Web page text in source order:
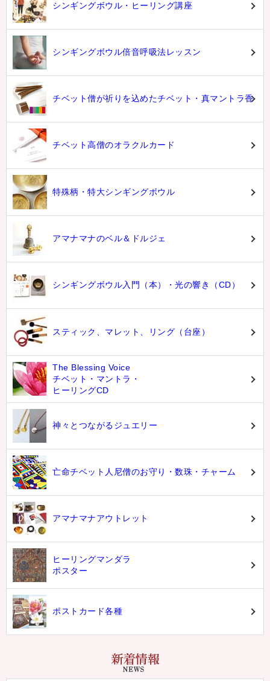
シンギングボウル・ヒーリング講座
シンギングボウル倍音呼吸法レッスン
チベット僧が祈りを込めたチベット・真マントラ香
チベット高僧のオラクルカード
特殊柄・特大シンギングボウル
アマナマナのベル＆ドルジェ
シンギングボウル入門（本）・光の響き（CD）
スティック、マレット、リング（台座）
The Blessing Voice
チベット・マントラ・
ヒーリングCD
神々とつながるジュエリー
亡命チベット人尼僧のお守り・数珠・チャーム
アマナマナアウトレット
ヒーリングマンダラ
ポスター
ポストカード各種